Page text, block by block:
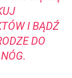
I BĄDŹ
DO